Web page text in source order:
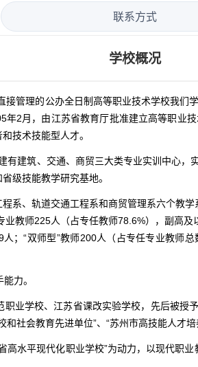
联系方式
学校概况
管理的公办全日制高等职业技术学校我
2月，由江苏省教育厅批准建立高等职业
技术技能型人才。
建筑、交通、商贸三大类专业实训中心
级技能教学研究基地。
系、轨道交通工程系和商贸管理系六个教
教师225人（占专任教师78.6%），副高
；“双师型”教师200人（占专任专业教师
力。
业学校、江苏省课改实验学校，先后被授
社会教育先进单位”、“苏州市高技能人才
水平现代化职业学校”为动力，以现代职